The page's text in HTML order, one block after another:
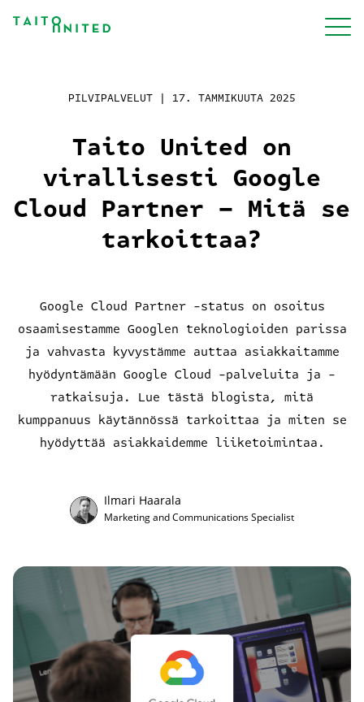
sisältöön
Palvelut
Meistä
Projektit
Työpaikat
Ota yhteyttä
EN
Taito United on
virallisesti Google
Cloud Partner – Mitä se
tarkoittaa?
PILVIPALVELUT | 17. TAMMIKUUTA 2025
Google Cloud Partner -status on osoitus
osaamisestamme Googlen teknologioiden parissa
ja vahvasta kyvystämme auttaa asiakkaitamme
hyödyntämään Google Cloud -palveluita ja -
ratkaisuja. Lue tästä blogista, mitä
kumppanuus käytännössä tarkoittaa ja miten se
hyödyttää asiakkaidemme liiketoimintaa.
Ilmari Haarala
Marketing and Communications Specialist